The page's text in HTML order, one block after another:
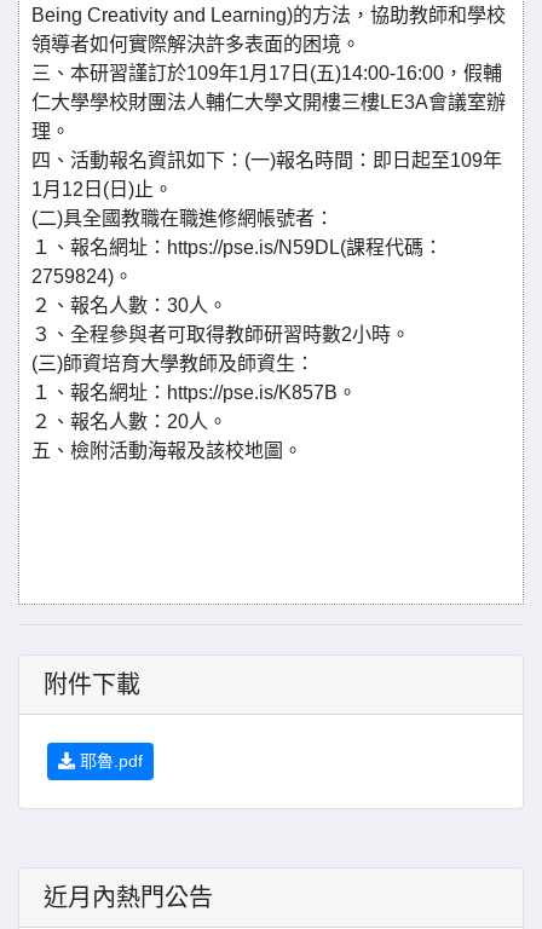
Being Creativity and Learning)的方法，協助教師和學校
領導者如何實際解決許多表面的困境。
三、本研習謹訂於109年1月17日(五)14:00-16:00，假輔
仁大學學校財團法人輔仁大學文開樓三樓LE3A會議室辦
理。
四、活動報名資訊如下：(一)報名時間：即日起至109年
1月12日(日)止。
(二)具全國教職在職進修網帳號者：
１、報名網址：https://pse.is/N59DL(課程代碼：
2759824)。
２、報名人數：30人。
３、全程參與者可取得教師研習時數2小時。
(三)師資培育大學教師及師資生：
１、報名網址：https://pse.is/K857B。
２、報名人數：20人。
五、檢附活動海報及該校地圖。
附件下載
耶魯.pdf
近月內熱門公告